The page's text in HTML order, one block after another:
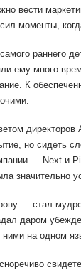
вести
моменты,
раннего
ему много
К
директоров
но сидеть
— Next и
значительно
— стал
даром
ними на одном